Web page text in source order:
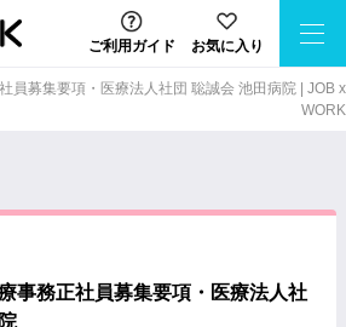
ご利用ガイド お気に入り
員募集要項・医療法人社団 聡誠会 池田病院 | JOB x
WORK
事務正社員募集要項・医療法人社